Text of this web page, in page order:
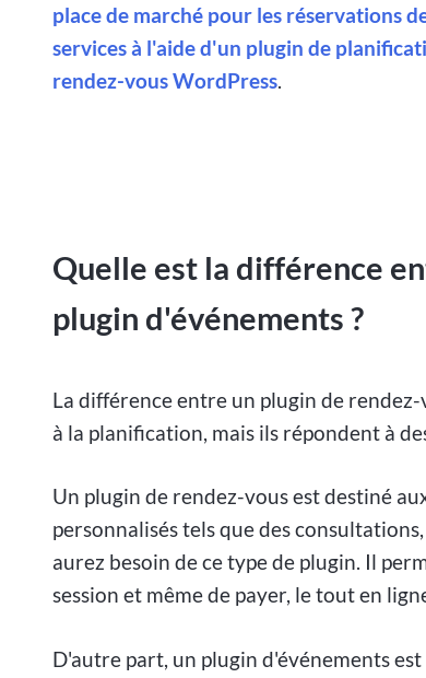
place de marché pour les réservations
services à l'aide d'un plugin de
rendez-vous WordPress.
Quelle est la différence
plugin d'événements ?
La différence entre un plugin de
à la planification, mais ils répondent à
Un plugin de rendez-vous est destiné
personnalisés tels que des
aurez besoin de ce type de plugin. Il
session et même de payer, le tout en
D'autre part, un plugin d'événements